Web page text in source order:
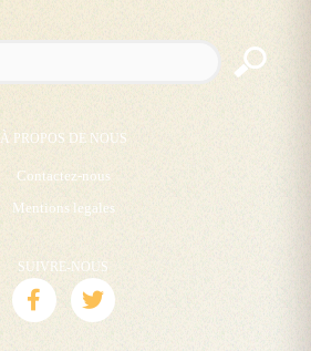
À PROPOS DE NOUS
Contactez-nous
Mentions legales
SUIVRE-NOUS